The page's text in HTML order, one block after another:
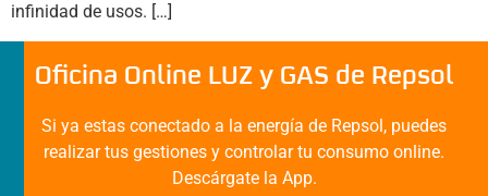
infinidad de usos. […]
Oficina Online LUZ y GAS de Repsol
Si ya estas conectado a la energía de Repsol, puedes
realizar tus gestiones y controlar tu consumo online.
Descárgate la App.